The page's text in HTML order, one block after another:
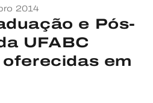
2014
e Pós-
UFABC
em